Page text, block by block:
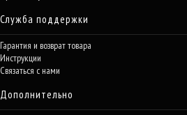
Служба поддержки
Гарантия и возврат товара
Инструкции
Связаться с нами
Дополнительно